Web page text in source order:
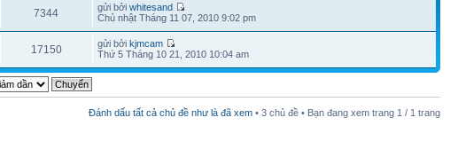
7344 gửi bởiwhitesand
Chủ nhật Tháng 11 07, 2010 9:02 pm
17150 gửi bởikjmcam
Thứ 5 Tháng 10 21, 2010 10:04 am
Đánh dấu tất cả chủ đề như là đã xem • 3 chủ đề • Bạn đang xem trang 1 / 1 trang